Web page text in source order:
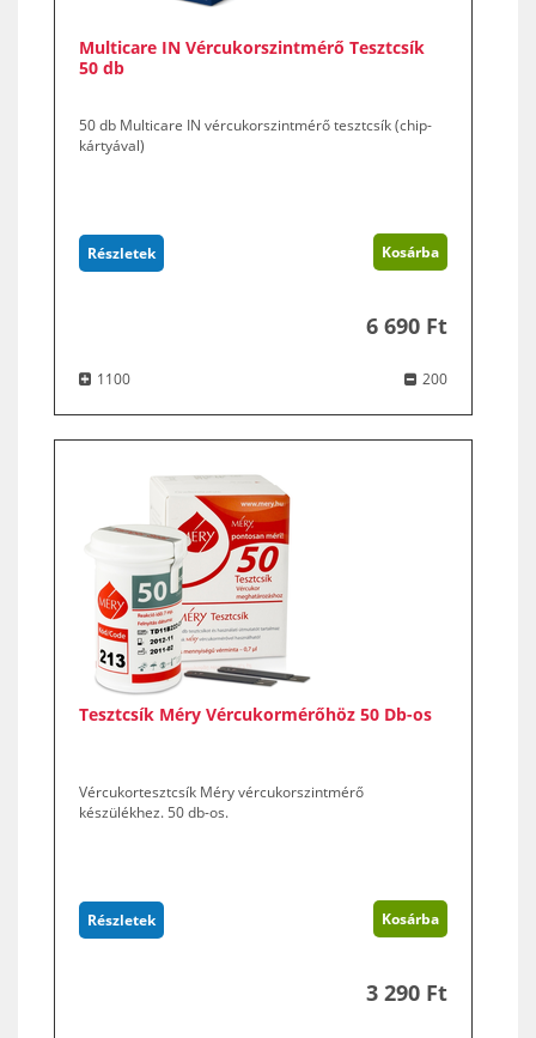
Multicare IN Vércukorszintmérő Tesztcsík
50 db
50 db Multicare IN vércukorszintmérő tesztcsík (chip-
kártyával)
Részletek Kosárba
6 690 Ft
1100 200
Tesztcsík Méry Vércukormérőhöz 50 Db-os
Vércukortesztcsík Méry vércukorszintmérő
készülékhez. 50 db-os.
Részletek Kosárba
3 290 Ft